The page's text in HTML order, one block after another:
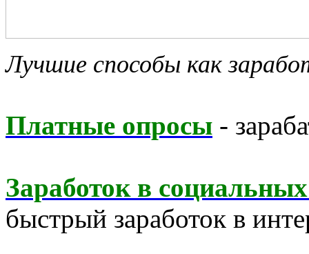
Лучшие способы как
Платные опросы -
Заработок в социальных
быстрый заработок в